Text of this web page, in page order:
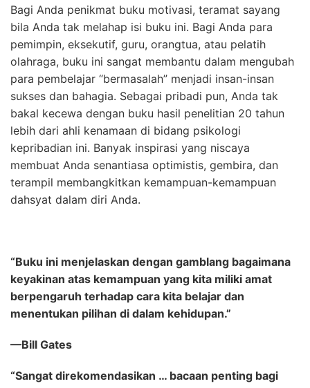
Bagi Anda penikmat buku motivasi, teramat sayang
bila Anda tak melahap isi buku ini. Bagi Anda para
pemimpin, eksekutif, guru, orangtua, atau pelatih
olahraga, buku ini sangat membantu dalam mengubah
para pembelajar “bermasalah” menjadi insan-insan
sukses dan bahagia. Sebagai pribadi pun, Anda tak
bakal kecewa dengan buku hasil penelitian 20 tahun
lebih dari ahli kenamaan di bidang psikologi
kepribadian ini. Banyak inspirasi yang niscaya
membuat Anda senantiasa optimistis, gembira, dan
terampil membangkitkan kemampuan-kemampuan
dahsyat dalam diri Anda.
“Buku ini menjelaskan dengan gamblang bagaimana
keyakinan atas kemampuan yang kita miliki amat
berpengaruh terhadap cara kita belajar dan
menentukan pilihan di dalam kehidupan.”
—Bill Gates
“Sangat direkomendasikan … bacaan penting bagi